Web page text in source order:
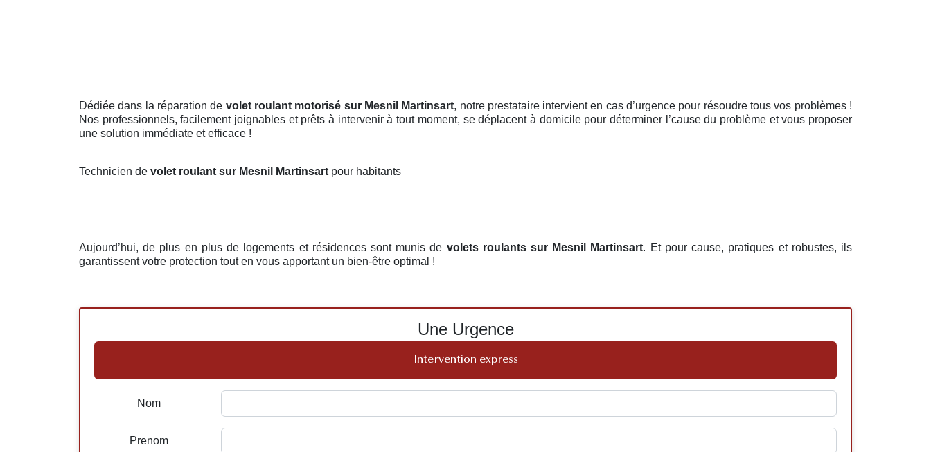
Dédiée dans la réparation de volet roulant motorisé sur Mesnil Martinsart, notre prestataire intervient en cas d’urgence pour résoudre tous vos problèmes !
Nos professionnels, facilement joignables et prêts à intervenir à tout moment, se déplacent à domicile pour déterminer l’cause du problème et vous proposer
une solution immédiate et efficace !
Technicien de volet roulant sur Mesnil Martinsart pour habitants
Aujourd’hui, de plus en plus de logements et résidences sont munis de volets roulants sur Mesnil Martinsart. Et pour cause, pratiques et robustes, ils
garantissent votre protection tout en vous apportant un bien-être optimal !
Une Urgence
Intervention express
Nom
Prenom